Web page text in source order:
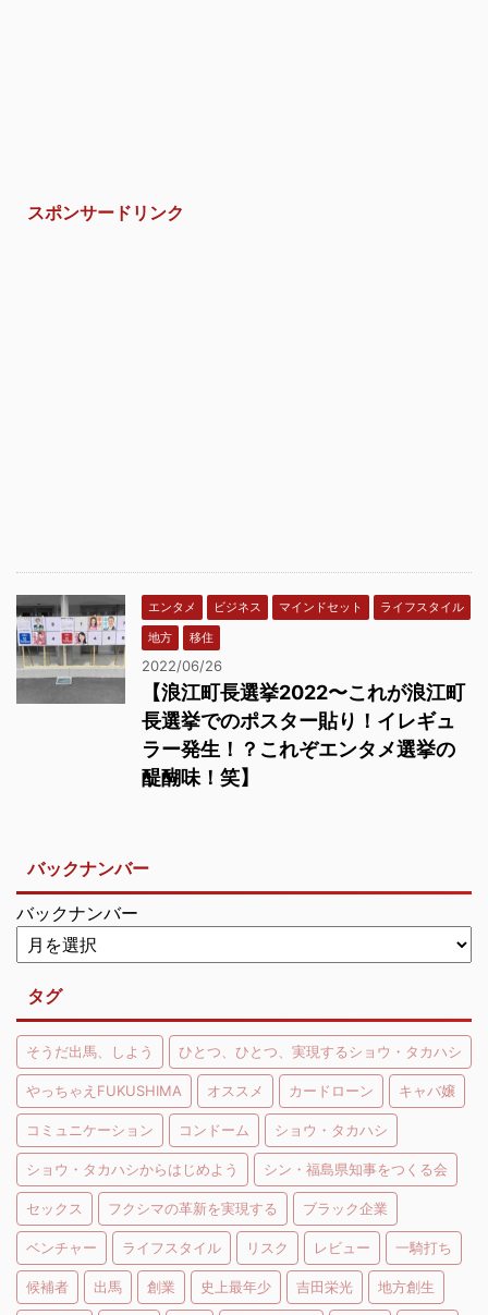
スポンサードリンク
エンタメ ビジネス マインドセット
ライフスタイル
地方
移住
2022/06/26
【浪江町長選挙2022〜これが浪江町
長選挙でのポスター貼り！イレギュ
ラー発生！？これぞエンタメ選挙の
醍醐味！笑】
バックナンバー
バックナンバー
タグ
そうだ出馬、しよう ひとつ、ひとつ、実現するショウ・タカハシ
やっちゃえFUKUSHIMA オススメ カードローン キャバ嬢
コミュニケーション コンドーム ショウ・タカハシ
ショウ・タカハシからはじめよう シン・福島県知事をつくる会
セックス フクシマの革新を実現する ブラック企業
ベンチャー ライフスタイル リスク レビュー 一騎打ち
候補者 出馬 創業 史上最年少 吉田栄光 地方創生